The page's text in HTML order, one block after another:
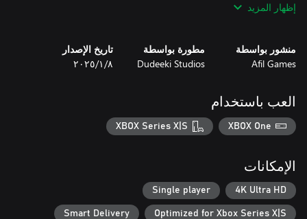
إظهار المزيد
منشور بواسطة
Afil Games
مطورة بواسطة
Dudeeki Studios
تاريخ الإصدار
٨‏/١‏/٢٠٢٥
العب باستخدام
XBOX One
XBOX Series X|S
الإمكانات
4K Ultra HD
Single player
Optimized for Xbox Series X|S
Smart Delivery